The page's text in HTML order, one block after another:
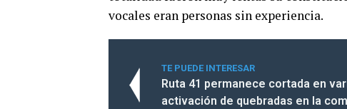
vocales eran personas sin experiencia.
TE PUEDE INTERESAR
Ruta 41 permanece cortada en
activación de quebradas en la